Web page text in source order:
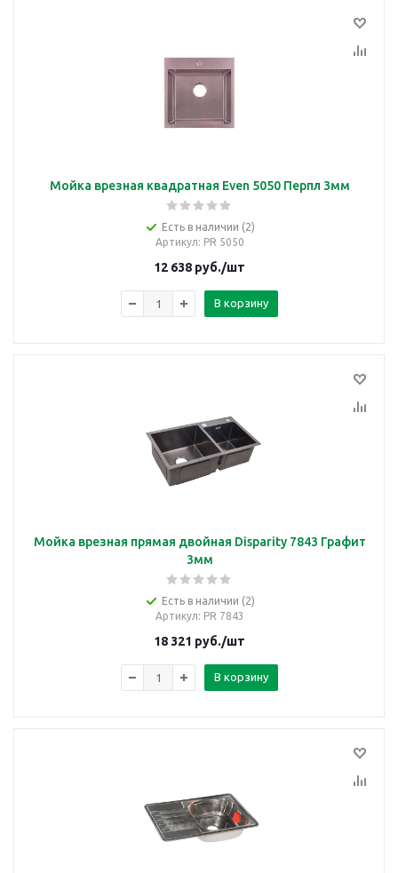
Мойка врезная квадратная Even 5050 Перпл 3мм
Есть в наличии (2)
Артикул: PR 5050
12 638 руб./шт
В корзину
Мойка врезная прямая двойная Disparity 7843 Графит
3мм
Есть в наличии (2)
Артикул: PR 7843
18 321 руб./шт
В корзину